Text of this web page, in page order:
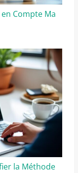
Compte Ma
la Méthode